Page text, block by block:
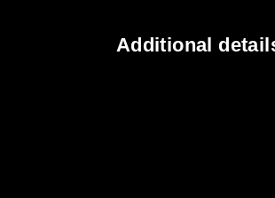
Additional